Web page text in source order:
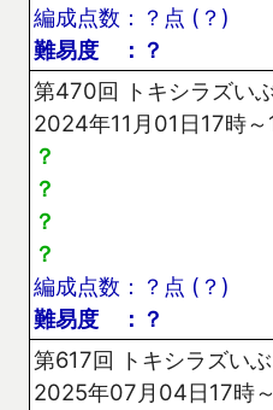
編成点数：？点 (？)
難易度 ：？
第470回 トキシラズい
2024年11月01日17時
？
？
？
？
編成点数：？点 (？)
難易度 ：？
第617回 トキシラズい
2025年07月04日17時